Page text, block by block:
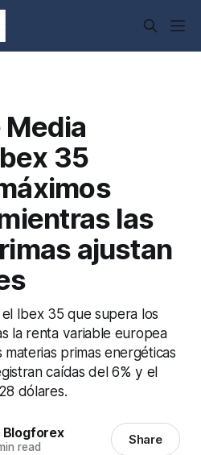
35
las
ajustan
Ibex 35 que supera los
la renta variable europea
materias primas energéticas
caídas del 6% y el
dólares.
read Share